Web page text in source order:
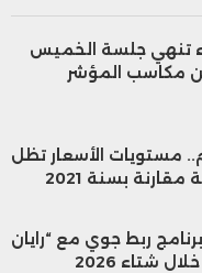
تنهي جلسة الخميس
مكاسب المؤشر
مستويات الأسعار تظل
ربط جوي مع “رايان
شتاء 2026